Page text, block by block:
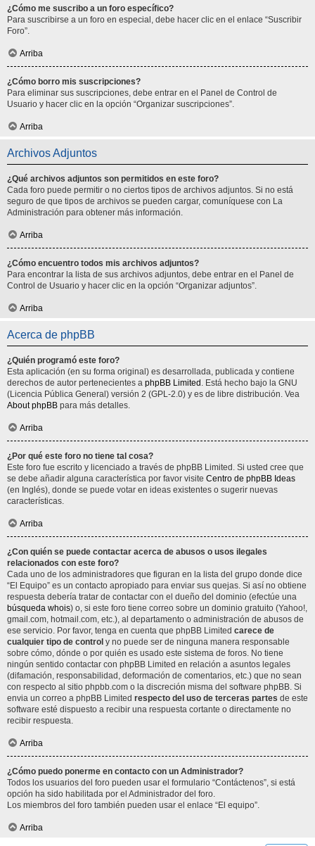
¿Cómo me suscribo a un foro específico?
Para suscribirse a un foro en especial, debe hacer clic en el enlace “Suscribir
Foro”.
Arriba
¿Cómo borro mis suscripciones?
Para eliminar sus suscripciones, debe entrar en el Panel de Control de
Usuario y hacer clic en la opción “Organizar suscripciones”.
Arriba
Archivos Adjuntos
¿Qué archivos adjuntos son permitidos en este foro?
Cada foro puede permitir o no ciertos tipos de archivos adjuntos. Si no está
seguro de que tipos de archivos se pueden cargar, comuníquese con La
Administración para obtener más información.
Arriba
¿Cómo encuentro todos mis archivos adjuntos?
Para encontrar la lista de sus archivos adjuntos, debe entrar en el Panel de
Control de Usuario y hacer clic en la opción “Organizar adjuntos”.
Arriba
Acerca de phpBB
¿Quién programó este foro?
Esta aplicación (en su forma original) es desarrollada, publicada y contiene
derechos de autor pertenecientes a phpBB Limited . Está hecho bajo la GNU
(Licencia Pública General) versión 2 (GPL-2.0) y es de libre distribución. Vea
About phpBB para más detalles.
Arriba
¿Por qué este foro no tiene tal cosa?
Este foro fue escrito y licenciado a través de phpBB Limited. Si usted cree que
se debe añadir alguna característica por favor visite Centro de phpBB Ideas
(en Inglés), donde se puede votar en ideas existentes o sugerir nuevas
características.
Arriba
¿Con quién se puede contactar acerca de abusos o usos ilegales
relacionados con este foro?
Cada uno de los administradores que figuran en la lista del grupo donde dice
“El Equipo” es un contacto apropiado para enviar sus quejas. Si así no obtiene
respuesta debería tratar de contactar con el dueño del dominio (efectúe una
búsqueda whois) o, si este foro tiene correo sobre un dominio gratuito (Yahoo!,
gmail.com, hotmail.com, etc.), al departamento o administración de abusos de
ese servicio. Por favor, tenga en cuenta que phpBB Limited carece de
cualquier tipo de control y no puede ser de ninguna manera responsable
sobre cómo, dónde o por quién es usado este sistema de foros. No tiene
ningún sentido contactar con phpBB Limited en relación a asuntos legales
(difamación, responsabilidad, deformación de comentarios, etc.) que no sean
con respecto al sitio phpbb.com o la discreción misma del software phpBB. Si
envia un correo a phpBB Limited respecto del uso de terceras partes de este
software esté dispuesto a recibir una respuesta cortante o directamente no
recibir respuesta.
Arriba
¿Cómo puedo ponerme en contacto con un Administrador?
Todos los usuarios del foro pueden usar el formulario “Contáctenos”, si está
opción ha sido habilitada por el Administrador del foro.
Los miembros del foro también pueden usar el enlace “El equipo”.
Arriba